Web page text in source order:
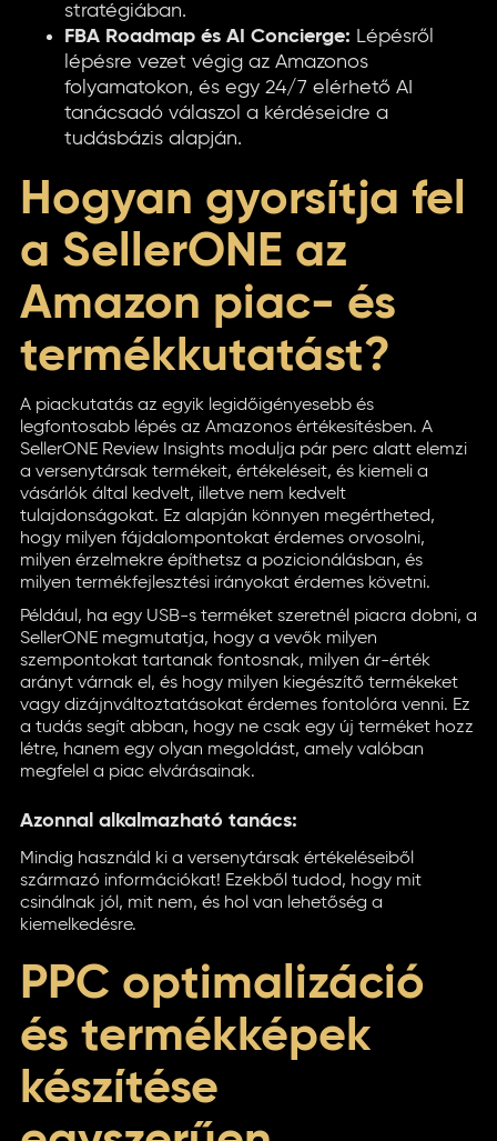
stratégiában.
FBA Roadmap és AI Concierge: Lépésről
lépésre vezet végig az Amazonos
folyamatokon, és egy 24/7 elérhető AI
tanácsadó válaszol a kérdéseidre a
tudásbázis alapján.
Hogyan gyorsítja fel
a SellerONE az
Amazon piac- és
termékkutatást?
A piackutatás az egyik legidőigényesebb és
legfontosabb lépés az Amazonos értékesítésben. A
SellerONE Review Insights modulja pár perc alatt elemzi
a versenytársak termékeit, értékeléseit, és kiemeli a
vásárlók által kedvelt, illetve nem kedvelt
tulajdonságokat. Ez alapján könnyen megértheted,
hogy milyen fájdalompontokat érdemes orvosolni,
milyen érzelmekre építhetsz a pozicionálásban, és
milyen termékfejlesztési irányokat érdemes követni.
Például, ha egy USB-s terméket szeretnél piacra dobni, a
SellerONE megmutatja, hogy a vevők milyen
szempontokat tartanak fontosnak, milyen ár-érték
arányt várnak el, és hogy milyen kiegészítő termékeket
vagy dizájnváltoztatásokat érdemes fontolóra venni. Ez
a tudás segít abban, hogy ne csak egy új terméket hozz
létre, hanem egy olyan megoldást, amely valóban
megfelel a piac elvárásainak.
Azonnal alkalmazható tanács:
Mindig használd ki a versenytársak értékeléseiből
származó információkat! Ezekből tudod, hogy mit
csinálnak jól, mit nem, és hol van lehetőség a
kiemelkedésre.
PPC optimalizáció
és termékképek
készítése